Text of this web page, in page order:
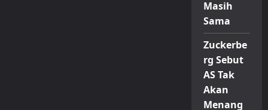
Masih
Sama
Zuckerbe
rg Sebut
AS Tak
Akan
Menang